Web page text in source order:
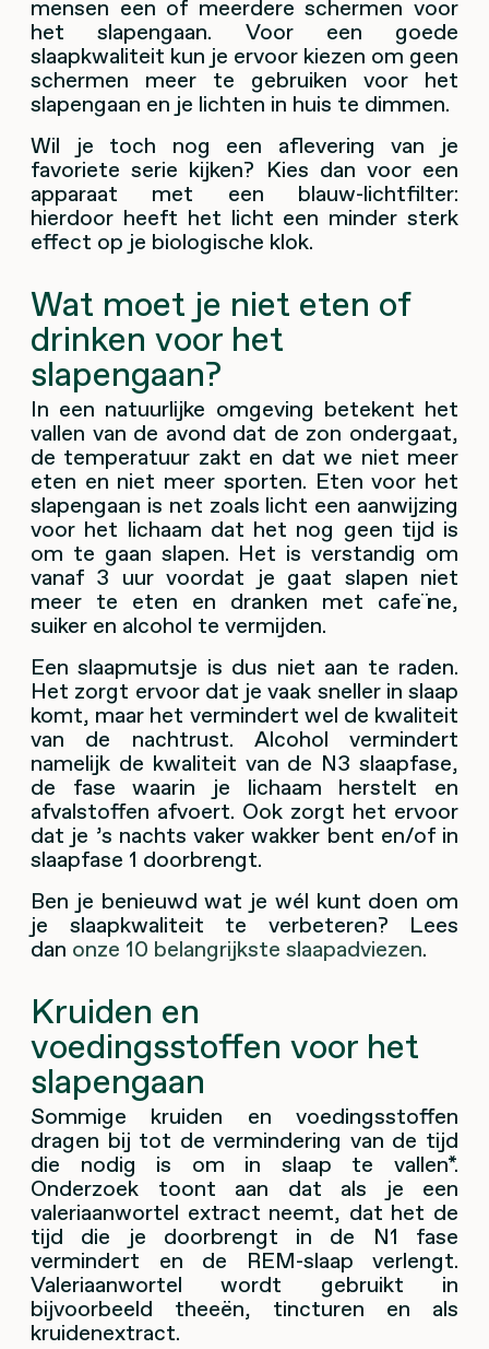
mensen een of meerdere schermen voor
het slapengaan. Voor een goede
slaapkwaliteit kun je ervoor kiezen om geen
schermen meer te gebruiken voor het
slapengaan en je lichten in huis te dimmen.
Wil je toch nog een aflevering van je
favoriete serie kijken? Kies dan voor een
apparaat met een blauw-lichtfilter:
hierdoor heeft het licht een minder sterk
effect op je biologische klok.
Wat moet je niet eten of
drinken voor het
slapengaan?
In een natuurlijke omgeving betekent het
vallen van de avond dat de zon ondergaat,
de temperatuur zakt en dat we niet meer
eten en niet meer sporten. Eten voor het
slapengaan is net zoals licht een aanwijzing
voor het lichaam dat het nog geen tijd is
om te gaan slapen. Het is verstandig om
vanaf 3 uur voordat je gaat slapen niet
meer te eten en dranken met cafeïne,
suiker en alcohol te vermijden.
Een slaapmutsje is dus niet aan te raden.
Het zorgt ervoor dat je vaak sneller in slaap
komt, maar het vermindert wel de kwaliteit
van de nachtrust. Alcohol vermindert
namelijk de kwaliteit van de N3 slaapfase,
de fase waarin je lichaam herstelt en
afvalstoffen afvoert. Ook zorgt het ervoor
dat je ’s nachts vaker wakker bent en/of in
slaapfase 1 doorbrengt.
Ben je benieuwd wat je wél kunt doen om
je slaapkwaliteit te verbeteren? Lees
dan onze 10 belangrijkste slaapadviezen.
Kruiden en
voedingsstoffen voor het
slapengaan
Sommige kruiden en voedingsstoffen
dragen bij tot de vermindering van de tijd
die nodig is om in slaap te vallen*.
Onderzoek toont aan dat als je een
valeriaanwortel extract neemt, dat het de
tijd die je doorbrengt in de N1 fase
vermindert en de REM-slaap verlengt.
Valeriaanwortel wordt gebruikt in
bijvoorbeeld theeën, tincturen en als
kruidenextract.